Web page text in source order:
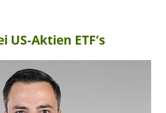
Aktien ETF’s